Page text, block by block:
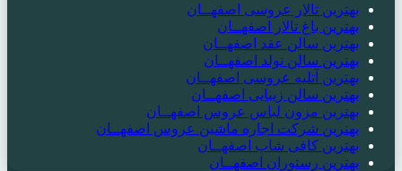
بهترین تالار عروسی اصفهــان
بهترین باغ تالار اصفهــان
بهترین سالن عقد اصفهــان
بهترین سالن تولد اصفهــان
بهترین آتلیه عروسی اصفهــان
بهترین سالن زیبایی اصفهــان
بهترین مزون لباس عروس اصفهــان
بهترین شرکت اجاره ماشین عروس اصفهــان
بهترین کافی شاپ اصفهــان
بهترین رستوران اصفهــان